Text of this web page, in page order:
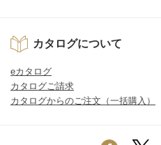
カタログについて
eカタログ
カタログご請求
カタログからのご注文（一括購入）